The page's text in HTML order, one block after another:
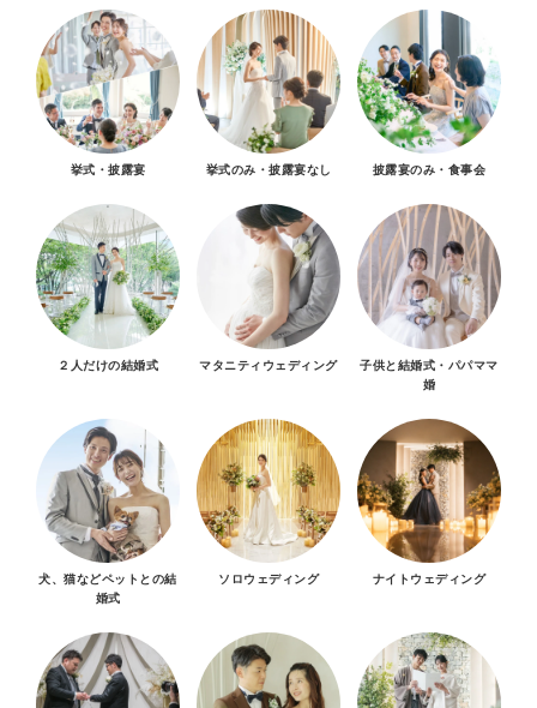
挙式・披露宴 挙式のみ・披露宴なし 披露宴のみ・食事会
２人だけの結婚式 マタニティウェディング
子供と結婚式・パパママ
婚
犬、猫などペットとの結
婚式
ソロウェディング ナイトウェディング